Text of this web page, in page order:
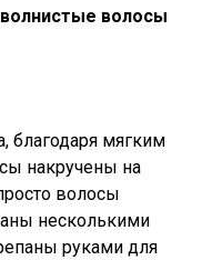
волосы
благодаря мягким
накручены на
волосы
несколькими
руками для